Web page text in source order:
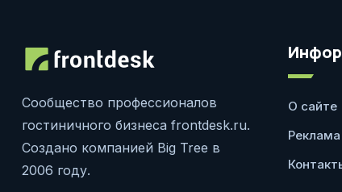
Сообщество профессионалов
гостиничного бизнеса frontdesk.ru.
Создано компанией Big Tree в
2006 году.
О сайте